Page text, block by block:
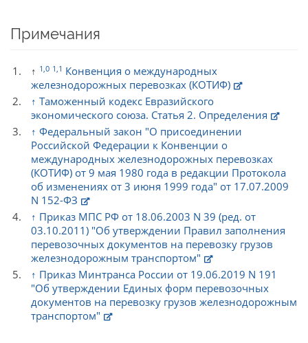
Примечания
↑ 1,0 1,1 Конвенция о международных
железнодорожных перевозках (КОТИФ)
↑ Таможенный кодекс Евразийского
экономического союза. Статья 2. Определения
↑ Федеральный закон "О присоединении
Российской Федерации к Конвенции о
международных железнодорожных перевозках
(КОТИФ) от 9 мая 1980 года в редакции Протокола
об изменениях от 3 июня 1999 года" от 17.07.2009
N 152-ФЗ
↑ Приказ МПС РФ от 18.06.2003 N 39 (ред. от
03.10.2011) "Об утверждении Правил заполнения
перевозочных документов на перевозку грузов
железнодорожным транспортом"
↑ Приказ Минтранса России от 19.06.2019 N 191
"Об утверждении Единых форм перевозочных
документов на перевозку грузов железнодорожным
транспортом"